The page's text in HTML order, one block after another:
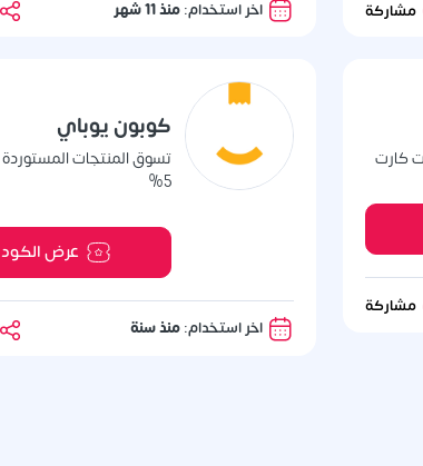
اخر استخدام:منذ 11 شهر
كوبون يوباي
تسوق المنتجات
5%
عرض الكود
اخر استخدام:منذ سنة